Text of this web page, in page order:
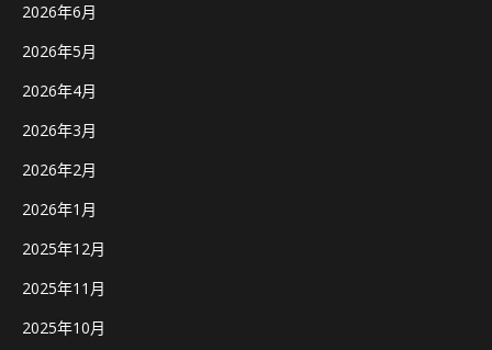
2026年6月
2026年5月
2026年4月
2026年3月
2026年2月
2026年1月
2025年12月
2025年11月
2025年10月